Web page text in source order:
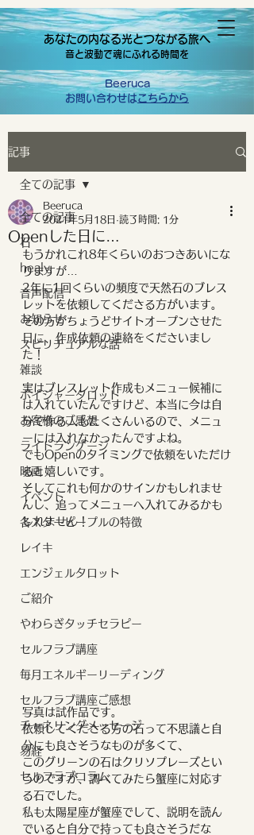
あなたの内なる光とつながる旅へ
音と波動で魂にふれる時間を
Beeruca
お問い合わせはこちらから
記事
全ての記事
石
healy
音声配信
お知らせ
スピリチュアルな話
雑談
ボイジャータロット
お客様のご感想
ライトランゲージ
映画
イベント
各スターピープルの特徴
レイキ
エンジェルタロット
ご紹介
やわらぎタッチセラピー
セルフラブ講座
毎月エネルギーリーディング
セルフラブ講座ご感想
チャネリングメッセージ
易経
セルフラブコラム
全ての記事
Openした日に…
Beeruca
2021年5月18日 読了時間: 1分
もうかれこれ8年くらいのおつきあいにな
りますが…
2年に1回くらいの頻度で天然石のブレス
レットを依頼してくださる方がいます。
その方がちょうどサイトオープンさせた
日に、作成依頼の連絡をくださいまし
た！
実はブレスレット作成もメニュー候補に
は入れていたんですけど、本当に今は自
分で作る人もたくさんいるので、メニュ
ーには入れなかったんですよね。
でもOpenのタイミングで依頼をいただけ
ると嬉しいです。
そしてこれも何かのサインかもしれませ
んし、追ってメニューへ入れてみるかも
しれません！
写真は試作品です。
依頼してくださる方の石って不思議と自
分にも良さそうなものが多くて、
このグリーンの石はクリソプレーズとい
うのですが、調べてみたら蟹座に対応す
る石でした。
私も太陽星座が蟹座でして、説明を読ん
でいると自分で持っても良さそうだな